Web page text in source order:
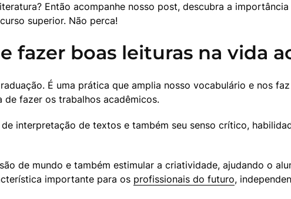
Então acompanhe nosso post, descubra a
superior. Não perca!
fazer boas leituras na vida
É uma prática que amplia nosso vocabulário e nos
fazer os trabalhos acadêmicos.
interpretação de textos e também seu senso crítico,
de mundo e também estimular a criatividade, ajudando o
importante para os profissionais do futuro,